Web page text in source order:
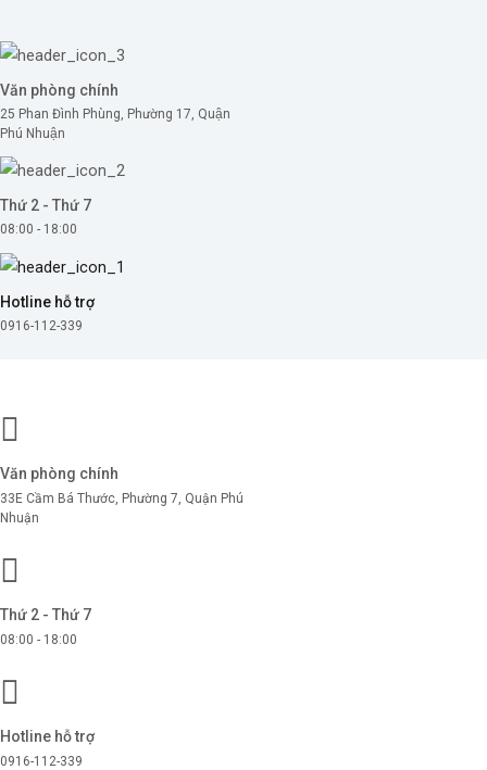
to
Văn phòng chính
25 Phan Đình Phùng, Phường 17, Quận
Phú Nhuận
Thứ 2 - Thứ 7
08:00 - 18:00
Hotline hỗ trợ
0916-112-339
Văn phòng chính
33E Cầm Bá Thước, Phường 7, Quận Phú
Nhuận
Thứ 2 - Thứ 7
08:00 - 18:00
Hotline hỗ trợ
0916-112-339